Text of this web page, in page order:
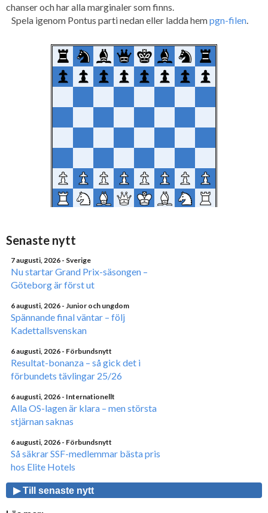
chanser och har alla marginaler som finns.
Spela igenom Pontus parti nedan eller ladda hempgn-filen.
Senaste nytt
7 augusti, 2026 - Sverige
Nu startar Grand Prix-säsongen –
Göteborg är först ut
6 augusti, 2026 - Junior och ungdom
Spännande final väntar – följ
Kadettallsvenskan
6 augusti, 2026 - Förbundsnytt
Resultat-bonanza – så gick det i
förbundets tävlingar 25/26
6 augusti, 2026 - Internationellt
Alla OS-lagen är klara – men största
stjärnan saknas
6 augusti, 2026 - Förbundsnytt
Så säkrar SSF-medlemmar bästa pris
hos Elite Hotels
▶ Till senaste nytt